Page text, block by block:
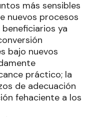
más sensibles
nuevos procesos
ya
bajo nuevos
práctico; la
de adecuación
fehaciente a los